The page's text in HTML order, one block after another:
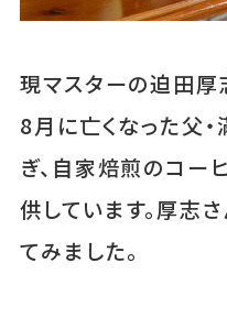
現マスターの迫田
8月に亡くなった父
ぎ、自家焙煎のコー
供しています。厚志
てみました。